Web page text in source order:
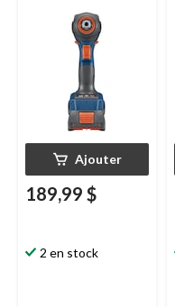
douille/embout 2-en-
Freak, 18 V
GDX18V-1800
Ajouter
189,99 $
2 en stock